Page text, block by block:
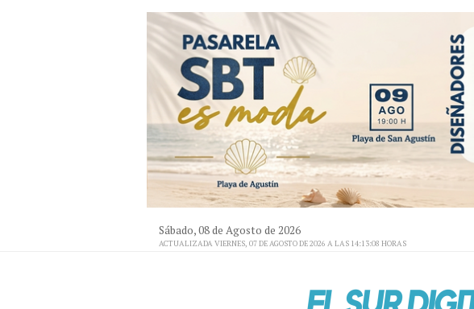
Sábado, 08 de Agosto de 2026
ACTUALIZADA VIERNES, 07 DE AGOSTO DE 2026 A LAS 14:13:08 HORAS